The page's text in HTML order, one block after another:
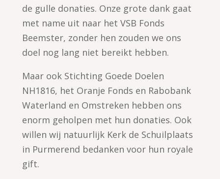
de gulle donaties. Onze grote dank gaat
met name uit naar het VSB Fonds
Beemster, zonder hen zouden we ons
doel nog lang niet bereikt hebben.
Maar ook Stichting Goede Doelen
NH1816, het Oranje Fonds en Rabobank
Waterland en Omstreken hebben ons
enorm geholpen met hun donaties. Ook
willen wij natuurlijk Kerk de Schuilplaats
in Purmerend bedanken voor hun royale
gift.